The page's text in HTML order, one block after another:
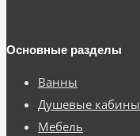
Основные разделы
Ванны
Душевые кабины
Мебель